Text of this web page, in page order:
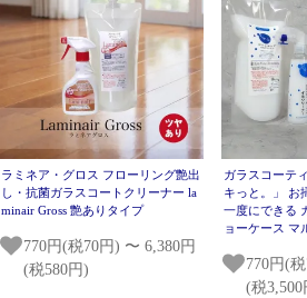
ラミネア・グロス フローリング艶出
し・抗菌ガラスコートクリーナー la
minair Gross 艶ありタイプ
770円(税70円) 〜 6,380円
(税580円)
ガラスコーテ
キっと。」 お
一度にできる
ョーケース マ
770円(
(税3,500